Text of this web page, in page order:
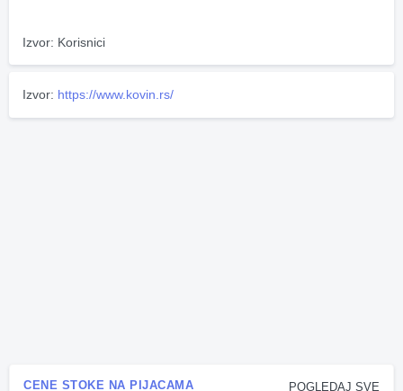
Izvor: Korisnici
Izvor: https://www.kovin.rs/
POGLEDAJ SVE
CENE STOKE NA PIJACAMA